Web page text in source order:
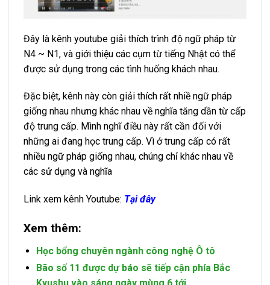
Đây là kênh youtube giải thích trình độ ngữ pháp từ
N4 ~ N1, và giới thiệu các cụm từ tiếng Nhật có thể
được sử dụng trong các tình huống khách nhau.
Đặc biệt, kênh này còn giải thích rất nhiề ngữ pháp
giống nhau nhưng khác nhau về nghĩa tăng dần từ cấp
độ trung cấp. Mình nghĩ điều này rất cần đối với
những ai đang học trung cấp. Vì ở trung cấp có rất
nhiều ngữ pháp giống nhau, chúng chỉ khác nhau về
các sử dụng và nghĩa
Link xem kênh Youtube: Tại đây
Xem thêm:
Học bổng chuyên ngành công nghệ Ô tô
Bão số 11 được dự báo sẽ tiếp cận phía Bắc